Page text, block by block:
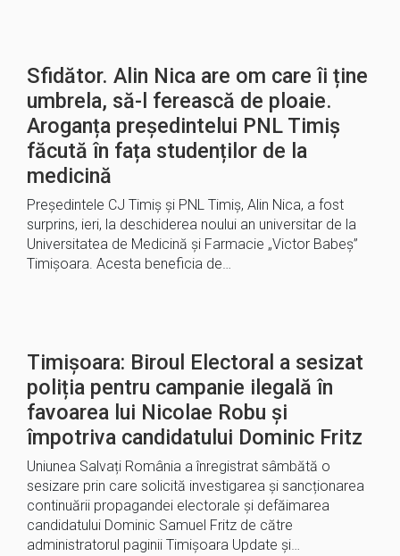
Sfidător. Alin Nica are om care îi ține
umbrela, să-l ferească de ploaie.
Aroganța președintelui PNL Timiș
făcută în fața studenților de la
medicină
Președintele CJ Timiș și PNL Timiș, Alin Nica, a fost
surprins, ieri, la deschiderea noului an universitar de la
Universitatea de Medicină și Farmacie „Victor Babeș”
Timișoara. Acesta beneficia de…
Timișoara: Biroul Electoral a sesizat
poliția pentru campanie ilegală în
favoarea lui Nicolae Robu și
împotriva candidatului Dominic Fritz
Uniunea Salvați România a înregistrat sâmbătă o
sesizare prin care solicită investigarea și sancționarea
continuării propagandei electorale și defăimarea
candidatului Dominic Samuel Fritz de către
administratorul paginii Timișoara Update și…